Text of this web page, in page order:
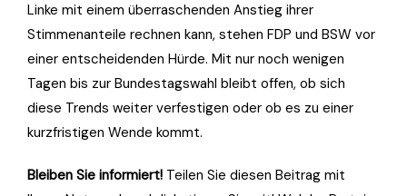
Linke mit einem überraschenden Anstieg ihrer
Stimmenanteile rechnen kann, stehen FDP und BSW vor
einer entscheidenden Hürde. Mit nur noch wenigen
Tagen bis zur Bundestagswahl bleibt offen, ob sich
diese Trends weiter verfestigen oder ob es zu einer
kurzfristigen Wende kommt.
Bleiben Sie informiert! Teilen Sie diesen Beitrag mit